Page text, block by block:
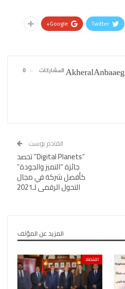
Twitter
Google+
AkheralAnbaaeg
0
القادم بوست
“Digital Planets” تحصد
جائزة “التميز والجودة”
كأفضل شركة في مجال
التحول الرقمى لـ2021
المزيد عن المؤلف
اقتصاد